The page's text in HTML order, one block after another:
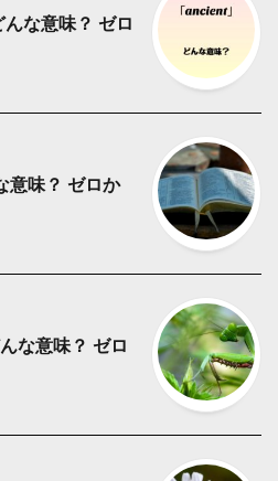
な意味？ ゼロ
意味？ ゼロか
な意味？ ゼロ